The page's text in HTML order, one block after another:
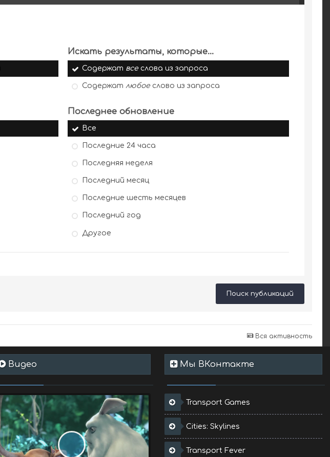
Искать результаты, которые...
Содержат всеслова из запроса
Содержатлюбоеслово из запроса
Последнее обновление
Все
Последние 24 часа
Последняя неделя
Последний месяц
Последние шесть месяцев
Последний год
Другое
Поиск публикаций
Вся активность
Видео Мы ВКонтакте
Transport Games
Cities: Skylines
Transport Fever